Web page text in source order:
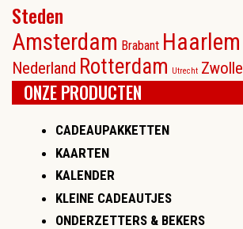
Steden
Amsterdam Brabant Haarlem
Nederland Rotterdam Utrecht Zwolle
ONZE PRODUCTEN
CADEAUPAKKETTEN
KAARTEN
KALENDER
KLEINE CADEAUTJES
ONDERZETTERS & BEKERS